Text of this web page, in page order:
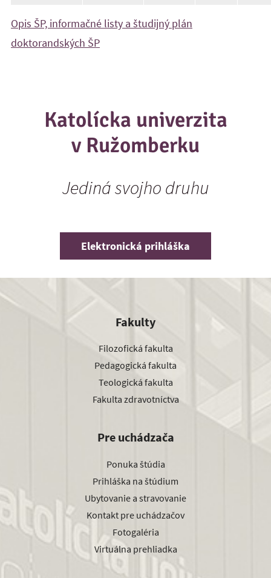
Opis ŠP, informačné listy a študijný plán
doktorandských ŠP
Katolícka univerzita
v Ružomberku
Jediná svojho druhu
Elektronická prihláška
Fakulty
Filozofická fakulta
Pedagogická fakulta
Teologická fakulta
Fakulta zdravotníctva
Pre uchádzača
Ponuka štúdia
Prihláška na štúdium
Ubytovanie a stravovanie
Kontakt pre uchádzačov
Fotogaléria
Virtuálna prehliadka